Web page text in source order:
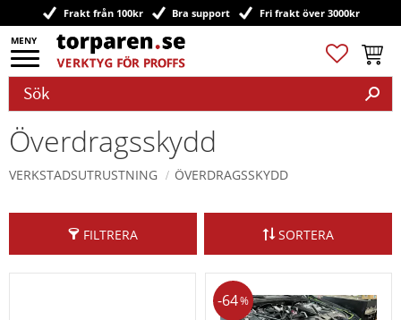
Meny
Frakt från 100kr Bra support Fri frakt över 3000kr
Favoriter
Överdragsskydd
VERKSTADSUTRUSTNING ÖVERDRAGSSKYDD
FILTRERA SORTERA
64%